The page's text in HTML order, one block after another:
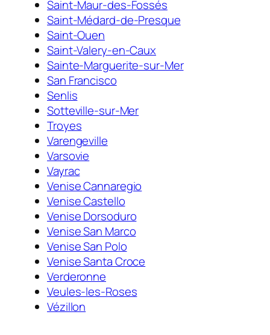
Saint-Maur-des-Fossés
Saint-Médard-de-Presque
Saint-Ouen
Saint-Valery-en-Caux
Sainte-Marguerite-sur-Mer
San Francisco
Senlis
Sotteville-sur-Mer
Troyes
Varengeville
Varsovie
Vayrac
Venise Cannaregio
Venise Castello
Venise Dorsoduro
Venise San Marco
Venise San Polo
Venise Santa Croce
Verderonne
Veules-les-Roses
Vézillon